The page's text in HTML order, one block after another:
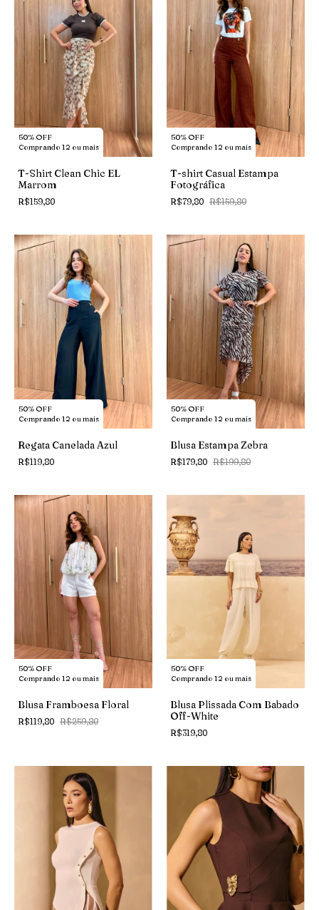
50% OFF
Comprando 12 ou mais
T-Shirt Clean Chic EL
Marrom
R$159,80
50% OFF
Comprando 12 ou mais
T-shirt Casual Estampa
Fotográfica
R$79,80 R$159,80
50% OFF
Comprando 12 ou mais
Regata Canelada Azul
R$119,80
50% OFF
Comprando 12 ou mais
Blusa Estampa Zebra
R$179,80 R$199,80
50% OFF
Comprando 12 ou mais
Blusa Framboesa Floral
R$119,80 R$259,80
50% OFF
Comprando 12 ou mais
Blusa Plissada Com Babado
Off-White
R$319,80